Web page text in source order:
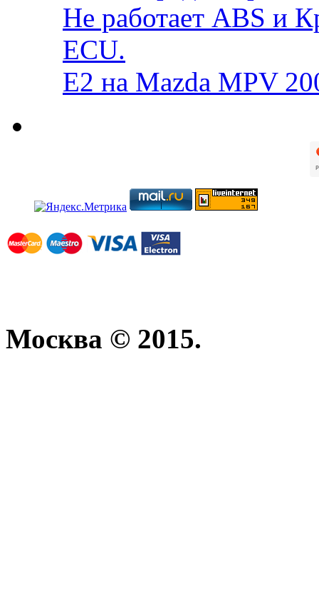
Не работает ABS и
ECU.
E2 на Mazda MPV
Москва © 2015.